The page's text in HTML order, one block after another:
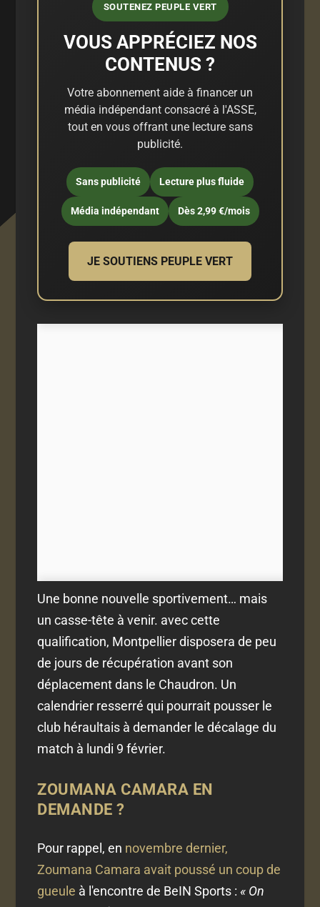
SOUTENEZ PEUPLE VERT
VOUS APPRÉCIEZ NOS
CONTENUS ?
Votre abonnement aide à financer un
média indépendant consacré à l'ASSE,
tout en vous offrant une lecture sans
publicité.
Sans publicité Lecture plus fluide
Média indépendant Dès 2,99 €/mois
JE SOUTIENS PEUPLE VERT
Une bonne nouvelle sportivement… mais
un casse-tête à venir. avec cette
qualification, Montpellier disposera de peu
de jours de récupération avant son
déplacement dans le Chaudron. Un
calendrier resserré qui pourrait pousser le
club héraultais à demander le décalage du
match à lundi 9 février.
ZOUMANA CAMARA EN
DEMANDE ?
Pour rappel, en novembre dernier,
Zoumana Camara avait poussé un coup de
gueule à l'encontre de BeIN Sports :« On